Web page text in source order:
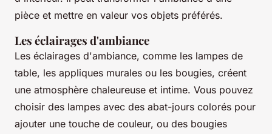
pièce et mettre en valeur vos objets préférés.
Les éclairages d'ambiance
Les éclairages d'ambiance, comme les lampes de
table, les appliques murales ou les bougies, créent
une atmosphère chaleureuse et intime. Vous pouvez
choisir des lampes avec des abat-jours colorés pour
ajouter une touche de couleur, ou des bougies